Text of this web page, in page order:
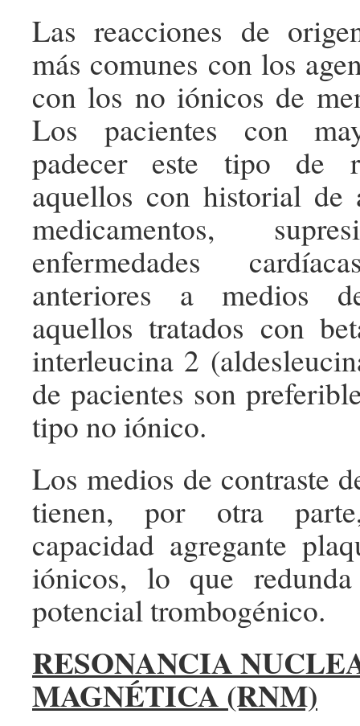
Las reacciones de
más comunes con los
con los no iónicos de
Los pacientes con
padecer este tipo de
aquellos con historial de
medicamentos,
enfermedades
anteriores a medios
aquellos tratados con
interleucina 2
de pacientes son
tipo no iónico.
Los medios de contraste
tienen, por otra
capacidad agregante
iónicos, lo que
potencial trombogénico.
RESONANCIA
MAGNÉTICA (RNM)